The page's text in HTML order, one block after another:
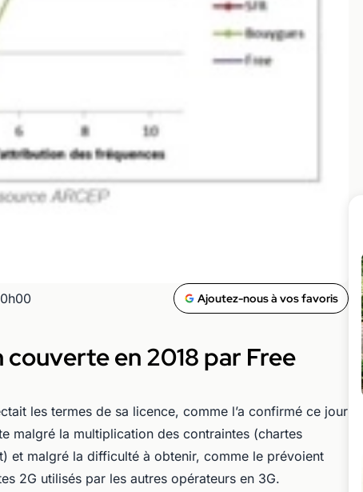
Ajoutez-nous à vos favoris
en 2018 par Free
les termes de sa licence, comme l’a confirmé ce jour
malgré la multiplication des contraintes (chartes
et malgré la difficulté à obtenir, comme le prévoient
2G utilisés par les autres opérateurs en 3G.